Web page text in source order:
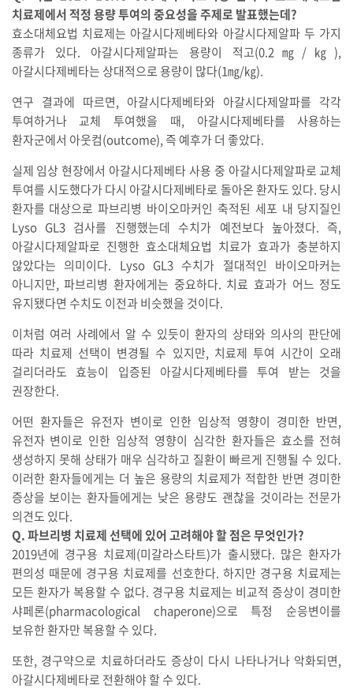
치료제에서 적정 용량 투여의 중요성을 주제로 발표했는데?
효소대체요법 치료제는 아갈시다제베타와 아갈시다제알파 두 가지
종류가 있다. 아갈시다제알파는 용량이 적고(0.2㎎/㎏),
아갈시다제베타는 상대적으로 용량이 많다(1㎎/㎏).
연구 결과에 따르면, 아갈시다제베타와 아갈시다제알파를 각각
투여하거나 교체 투여했을 때, 아갈시다제베타를 사용하는
환자군에서 아웃컴(outcome), 즉 예후가 더 좋았다.
실제 임상 현장에서 아갈시다제베타 사용 중 아갈시다제알파로 교체
투여를 시도했다가 다시 아갈시다제베타로 돌아온 환자도 있다. 당시
환자를 대상으로 파브리병 바이오마커인 축적된 세포 내 당지질인
Lyso GL3 검사를 진행했는데 수치가 예전보다 높아졌다. 즉,
아갈시다제알파로 진행한 효소대체요법 치료가 효과가 충분하지
않았다는 의미이다. Lyso GL3 수치가 절대적인 바이오마커는
아니지만, 파브리병 환자에게는 중요하다. 치료 효과가 어느 정도
유지됐다면 수치도 이전과 비슷했을 것이다.
이처럼 여러 사례에서 알 수 있듯이 환자의 상태와 의사의 판단에
따라 치료제 선택이 변경될 수 있지만, 치료제 투여 시간이 오래
걸리더라도 효능이 입증된 아갈시다제베타를 투여 받는 것을
권장한다.
어떤 환자들은 유전자 변이로 인한 임상적 영향이 경미한 반면,
유전자 변이로 인한 임상적 영향이 심각한 환자들은 효소를 전혀
생성하지 못해 상태가 매우 심각하고 질환이 빠르게 진행될 수 있다.
이러한 환자들에게는 더 높은 용량의 치료제가 적합한 반면 경미한
증상을 보이는 환자들에게는 낮은 용량도 괜찮을 것이라는 전문가
의견도 있다.
Q. 파브리병 치료제 선택에 있어 고려해야 할 점은 무엇인가?
2019년에 경구용 치료제(미갈라스타트)가 출시됐다. 많은 환자가
편의성 때문에 경구용 치료제를 선호한다. 하지만 경구용 치료제는
모든 환자가 복용할 수 없다. 경구용 치료제는 비교적 증상이 경미한
샤페론(pharmacological chaperone)으로 특정 순응변이를
보유한 환자만 복용할 수 있다.
또한, 경구약으로 치료하더라도 증상이 다시 나타나거나 악화되면,
아갈시다제베타로 전환해야 할 수 있다.